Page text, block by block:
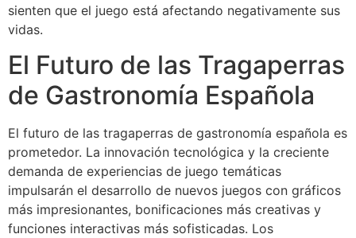
sienten que el juego está afectando negativamente sus
vidas.
El Futuro de las Tragaperras
de Gastronomía Española
El futuro de las tragaperras de gastronomía española es
prometedor. La innovación tecnológica y la creciente
demanda de experiencias de juego temáticas
impulsarán el desarrollo de nuevos juegos con gráficos
más impresionantes, bonificaciones más creativas y
funciones interactivas más sofisticadas. Los